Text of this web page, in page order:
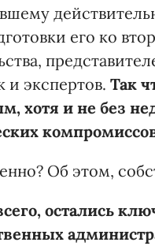
его ко
и экспертов. Так
хотя и не без
Об этом,
остались